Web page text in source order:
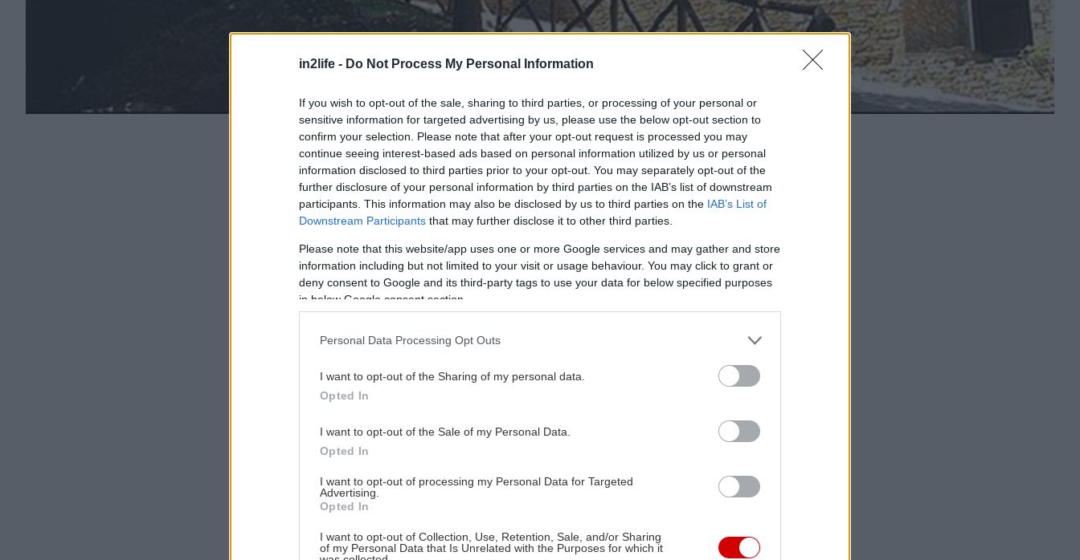
in2life - Do Not Process My Personal Information
If you wish to opt-out of the sale, sharing to third parties, or processing of your personal or
sensitive information for targeted advertising by us, please use the below opt-out section to
confirm your selection. Please note that after your opt-out request is processed you may
continue seeing interest-based ads based on personal information utilized by us or personal
information disclosed to third parties prior to your opt-out. You may separately opt-out of the
further disclosure of your personal information by third parties on the IAB’s list of downstream
participants. This information may also be disclosed by us to third parties on the IAB’s List of
Downstream Participants that may further disclose it to other third parties.
Please note that this website/app uses one or more Google services and may gather and store
information including but not limited to your visit or usage behaviour. You may click to grant or
deny consent to Google and its third-party tags to use your data for below specified purposes
in below Google consent section.
Personal Data Processing Opt Outs
I want to opt-out of the Sharing of my personal data.
Opted In
I want to opt-out of the Sale of my Personal Data.
Opted In
I want to opt-out of processing my Personal Data for Targeted
Advertising.
Opted In
I want to opt-out of Collection, Use, Retention, Sale, and/or Sharing
of my Personal Data that Is Unrelated with the Purposes for which it